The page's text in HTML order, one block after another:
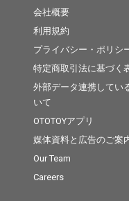
会社概要
利用規約
プライバシー・ポリシ
特定商取引法に基づく
外部データ連携してい
いて
OTOTOYアプリ
媒体資料と広告のご案
Our Team
Careers